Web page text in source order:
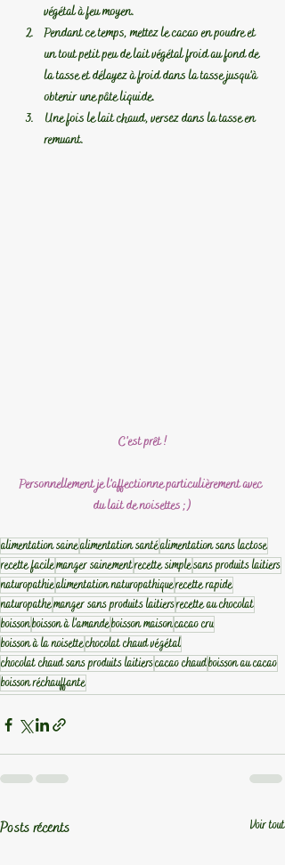
végétal à feu moyen.
Pendant ce temps, mettez le cacao en poudre et
un tout petit peu de lait végétal froid au fond de
la tasse et délayez à froid dans la tasse jusqu'à
obtenir une pâte liquide.
Une fois le lait chaud, versez dans la tasse en
remuant.
C'est prêt !
Personnellement je l'affectionne particulièrement avec
du lait de noisettes ;)
alimentation sainealimentation santéalimentation sans lactose
recette facilemanger sainementrecette simplesans produits laitiers
naturopathiealimentation naturopathiquerecette rapide
naturopathemanger sans produits laitiersrecette au chocolat
boissonboisson à l'amandeboisson maisoncacao cru
boisson à la noisettechocolat chaud végétal
chocolat chaud sans produits laitierscacao chaudboisson au cacao
boisson réchauffante
Posts récents Voir tout